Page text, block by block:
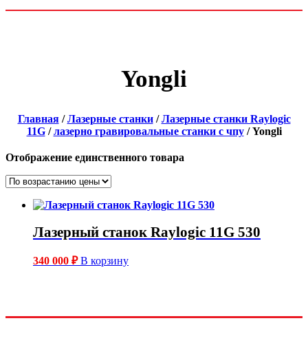
Yongli
Главная/Лазерные станки/Лазерные станки Raylogic
11G/лазерно гравировальные станки с чпу/ Yongli
Отображение единственного товара
Лазерный станок Raylogic 11G 530
340 000 ₽ В корзину